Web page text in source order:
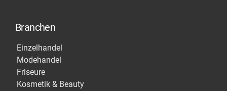
Branchen
Einzelhandel
Modehandel
Friseure
Kosmetik & Beauty